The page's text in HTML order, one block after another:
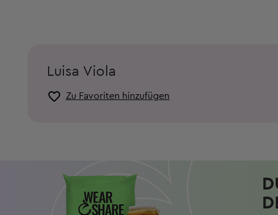
Luisa Viola
Zu Favoriten hinzufügen